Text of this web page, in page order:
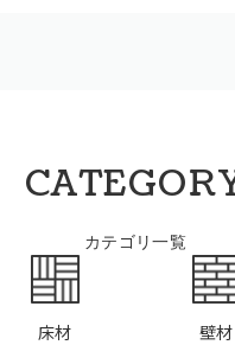
カテゴリ一覧
床材 壁材